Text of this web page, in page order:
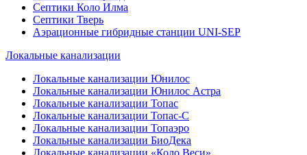
Септики Коло Илма
Септики Тверь
Аэрационные гибридные станции UNI-SEP
Локальные канализации
Локальные канализации Юнилос
Локальные канализации Юнилос Астра
Локальные канализации Топас
Локальные канализации Топас-С
Локальные канализации Топаэро
Локальные канализации БиоДека